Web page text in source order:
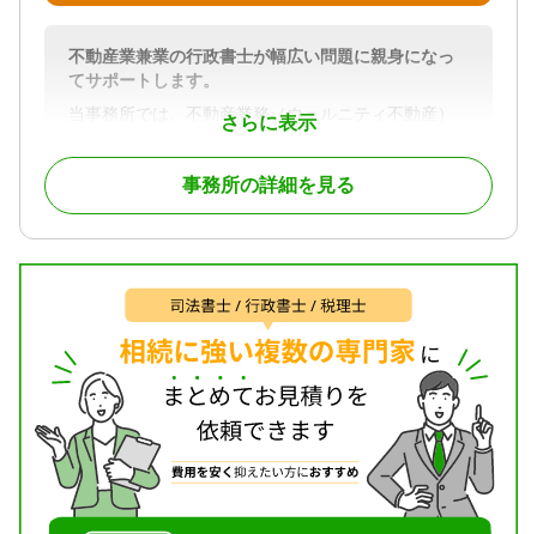
さらに表示
不動産業兼業の行政書士が幅広い問題に親身になっ
てサポートします。
当事務所では、不動産業務（ウェルニティ不動産）
兼業の行政書士が、相続に関する幅広いサポートを
行います。
提供するサービスは、
・ 遺言に関する相談対応、遺言書の起案、作成の
相続手続きにおける不動産の取り扱いは、特に重
要です。
煩雑な書類手続きや法的な手続きをスムーズに進
めるために、専門家にお任せください。
当事務所では、
・ 不動産業務兼業の行政書士が、相続手続きを一
貫してサポート
・ 初回相談無料、2回目・3回目の相談でも無料対応
事務所の詳細を見る